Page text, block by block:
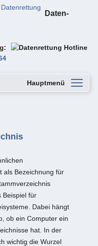
Daten-
Hauptmenü
als Bezeichnung für
Beispiel für
Dabei hängt
ob ein Computer ein
hat. In der
wichtig die Wurzel